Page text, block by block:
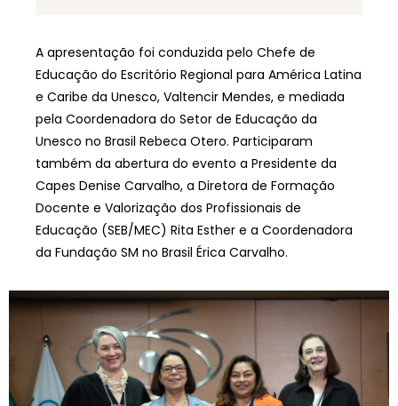
A apresentação foi conduzida pelo Chefe de
Educação do Escritório Regional para América Latina
e Caribe da Unesco, Valtencir Mendes, e mediada
pela Coordenadora do Setor de Educação da
Unesco no Brasil Rebeca Otero. Participaram
também da abertura do evento a Presidente da
Capes Denise Carvalho, a Diretora de Formação
Docente e Valorização dos Profissionais de
Educação (SEB/MEC) Rita Esther e a Coordenadora
da Fundação SM no Brasil Érica Carvalho.